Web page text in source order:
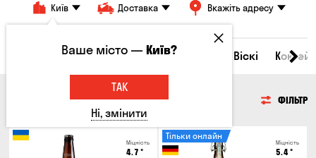
Київ Доставка Вкажіть адресу
Всі товари Пиво Сидр Віскі
ФІЛЬТР
Міцність
4.7 °
Міцність
5.4°
Тільки онлайн
Ваше місто —Київ?
ТАК
Ні, змінити